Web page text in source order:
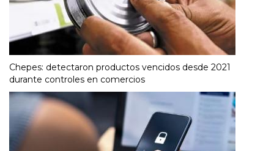
Chepes: detectaron productos vencidos desde 2021
durante controles en comercios